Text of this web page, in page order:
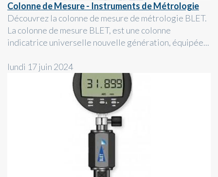
Colonne de Mesure - Instruments de Métrologie
Découvrez la colonne de mesure de métrologie BLET.
La colonne de mesure BLET, est une colonne
indicatrice universelle nouvelle génération, équipée...
lundi 17 juin 2024